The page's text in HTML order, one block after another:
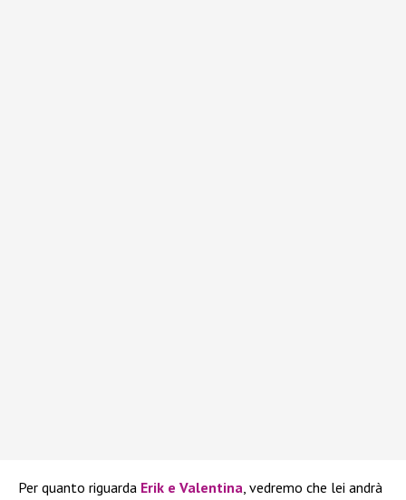
Per quanto riguarda Erik e Valentina , vedremo che lei andrà